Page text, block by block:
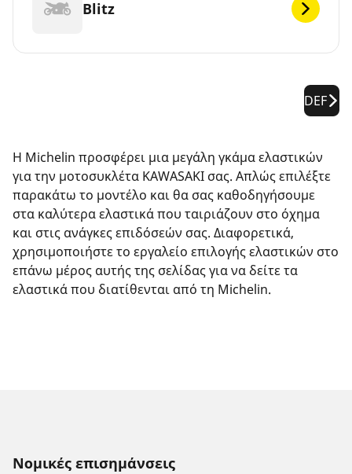
Blitz
DEF
Η Michelin προσφέρει μια μεγάλη γκάμα ελαστικών
για την μοτοσυκλέτα KAWASAKI σας. Απλώς επιλέξτε
παρακάτω το μοντέλο και θα σας καθοδηγήσουμε
στα καλύτερα ελαστικά που ταιριάζουν στο όχημα
και στις ανάγκες επιδόσεών σας. Διαφορετικά,
χρησιμοποιήστε το εργαλείο επιλογής ελαστικών στο
επάνω μέρος αυτής της σελίδας για να δείτε τα
ελαστικά που διατίθενται από τη Michelin.
Νομικές επισημάνσεις